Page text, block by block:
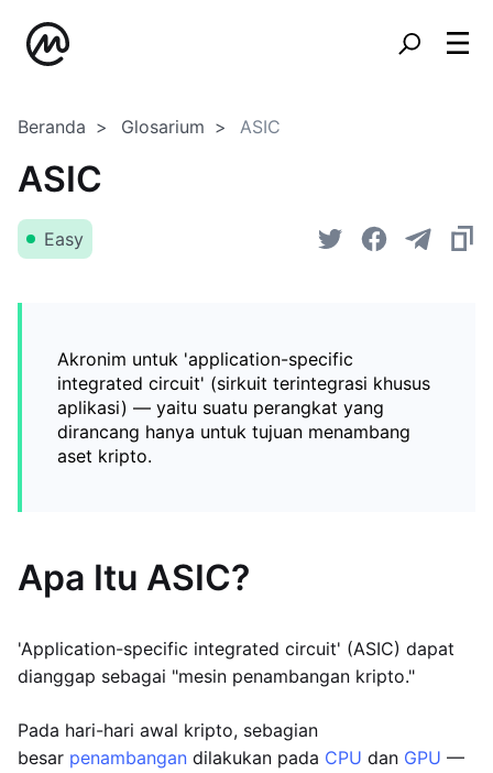
Beranda Glosarium ASIC
ASIC
Easy
Akronim untuk 'application-specific
integrated circuit' (sirkuit terintegrasi khusus
aplikasi) — yaitu suatu perangkat yang
dirancang hanya untuk tujuan menambang
aset kripto.
Apa Itu ASIC?
'Application-specific integrated circuit' (ASIC) dapat
dianggap sebagai "mesin penambangan kripto."
Pada hari-hari awal kripto, sebagian
besar penambangan dilakukan pada CPU dan GPU —